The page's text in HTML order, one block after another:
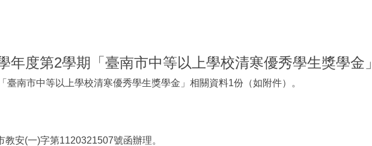
年度第2學期「臺南市中等以上學校清寒優秀學生獎學金」
南市中等以上學校清寒優秀學生獎學金」相關資料1份（如附件）。
安(一)字第1120321507號函辦理。